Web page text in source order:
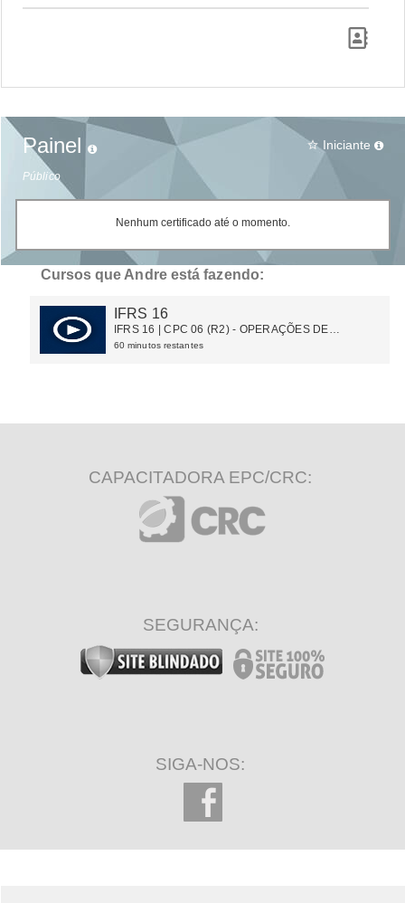
Painel
Público
star_border Iniciante
Nenhum certificado até o momento.
Cursos que Andre está fazendo:
IFRS 16
IFRS 16 | CPC 06 (R2) - OPERAÇÕES DE
ARRENDAMENTO MERCANTIL
60 minutos restantes
CAPACITADORA EPC/CRC:
SEGURANÇA:
SIGA-NOS: